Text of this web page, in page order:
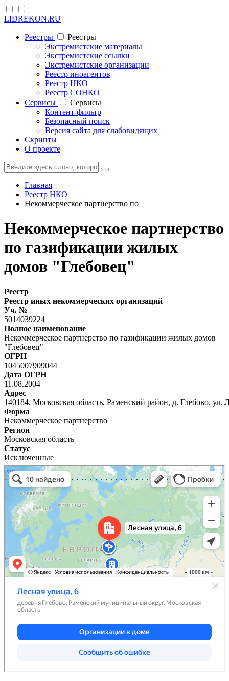
LIDREKON.RU
Реестры
Реестры
Экстремистские материалы
Экстремистские ссылки
Экстремистские организации
Реестр иноагентов
Реестр НКО
Реестр СОНКО
Cервисы
Cервисы
Контент-фильтр
Безопасный поиск
Версия сайта для слабовидящих
Скрипты
О проекте
Главная
Реестр НКО
Некоммерческое партнерство по
Некоммерческое партнерство
по газификации жилых
домов "Глебовец"
Реестр
Реестр иных некоммерческих организаций
Уч. №
5014039224
Полное наименование
Некоммерческое партнерство по газификации жилых домов
"Глебовец"
ОГРН
1045007909044
Дата ОГРН
11.08.2004
Адрес
140184, Московская область, Раменский район, д. Глебово, ул.
Форма
Некоммерческое партнерство
Регион
Московская область
Статус
Исключенные